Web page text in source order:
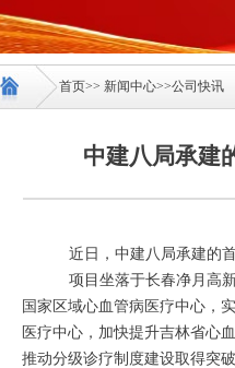
首页>> 新闻中心>>公司快讯
中建八局承建
近日，中建八局承建的
项目坐落于长春净月高
国家区域心血管病医疗中心，
医疗中心，加快提升吉林省心
推动分级诊疗制度建设取得突